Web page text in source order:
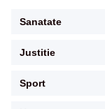
Sanatate
Justitie
Sport